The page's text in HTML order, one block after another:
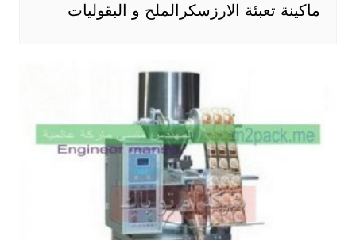
ماكينة تعبئة الارزسكرالملح و البقوليات